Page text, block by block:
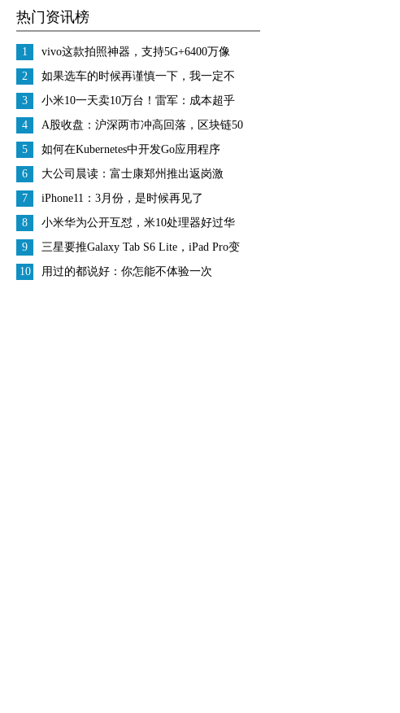
两个版本
热门资讯榜
1
vivo这款拍照神器，支持5G+6400万像
素，网友：不建议入手
2
如果选车的时候再谨慎一下，我一定不
会错过新自由光2.0T
3
小米10一天卖10万台！雷军：成本超乎
想象
4
A股收盘：沪深两市冲高回落，区块链50
收涨1.46%
5
如何在Kubernetes中开发Go应用程序
6
大公司晨读：富士康郑州推出返岗激
励；乐天购物将关闭30％门店
7
iPhone11：3月份，是时候再见了
8
小米华为公开互怼，米10处理器好过华
为麒麟990？
9
三星要推Galaxy Tab S6 Lite，iPad Pro变
电脑？平板市场有点精彩
10
用过的都说好：你怎能不体验一次